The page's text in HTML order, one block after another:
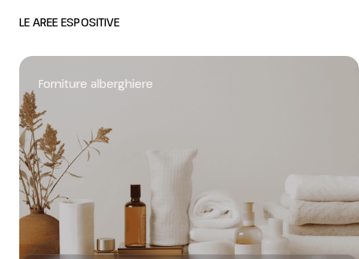
LE AREE ESPOSITIVE
Forniture alberghiere